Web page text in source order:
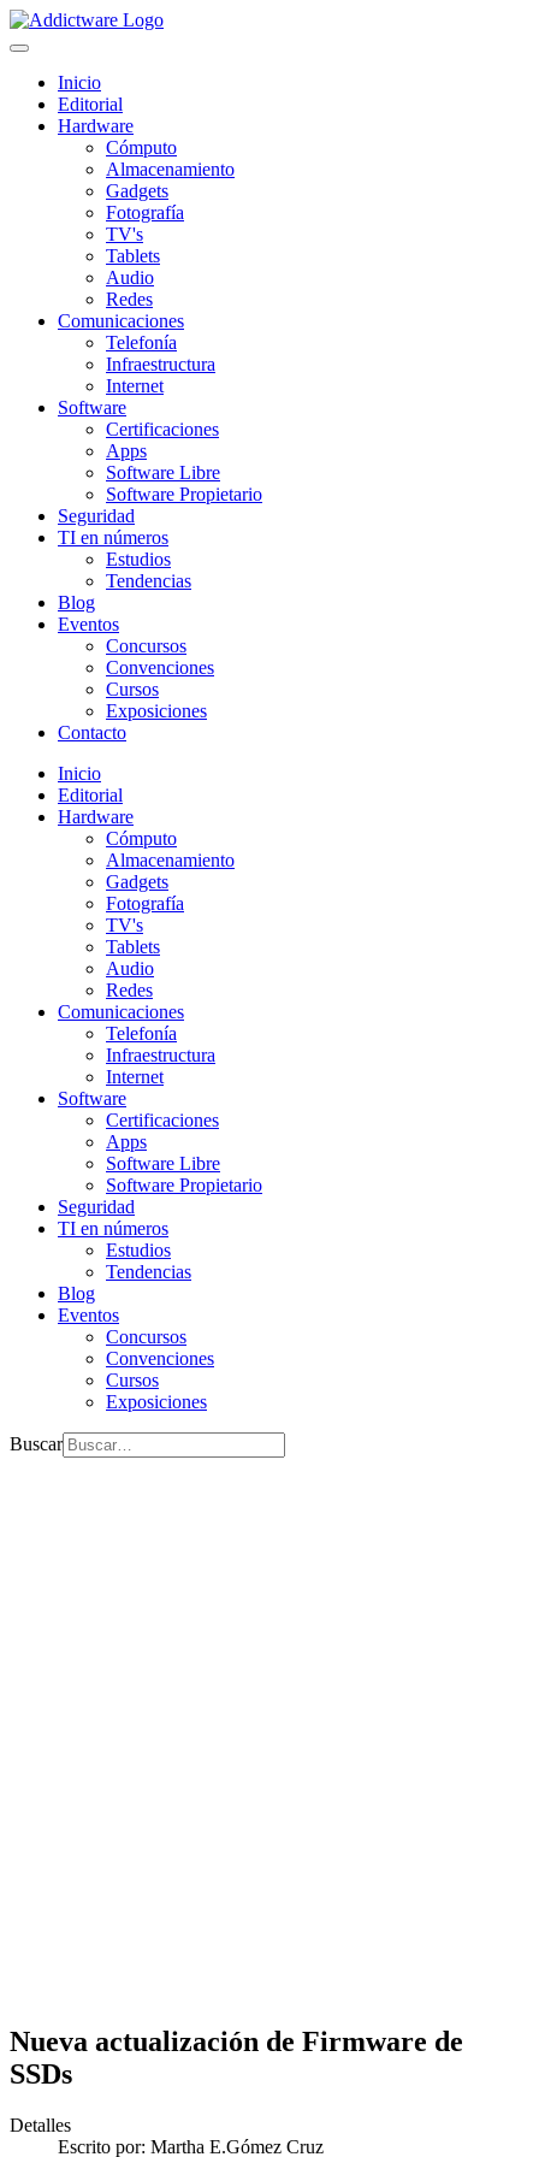
Inicio
Editorial
Hardware
Cómputo
Almacenamiento
Gadgets
Fotografía
TV's
Tablets
Audio
Redes
Comunicaciones
Telefonía
Infraestructura
Internet
Software
Certificaciones
Apps
Software Libre
Software Propietario
Seguridad
TI en números
Estudios
Tendencias
Blog
Eventos
Concursos
Convenciones
Cursos
Exposiciones
Contacto
Inicio
Editorial
Hardware
Cómputo
Almacenamiento
Gadgets
Fotografía
TV's
Tablets
Audio
Redes
Comunicaciones
Telefonía
Infraestructura
Internet
Software
Certificaciones
Apps
Software Libre
Software Propietario
Seguridad
TI en números
Estudios
Tendencias
Blog
Eventos
Concursos
Convenciones
Cursos
Exposiciones
Buscar
Nueva actualización de Firmware de
SSDs
Detalles
Escrito por: Martha E.Gómez Cruz